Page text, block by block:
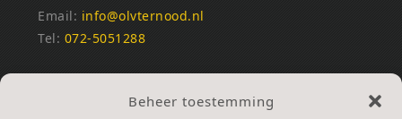
Beheer toestemming
Email: info@olvternood.nl
Tel: 072-5051288
REKENINGNUMMERS
NL25INGB0000672168